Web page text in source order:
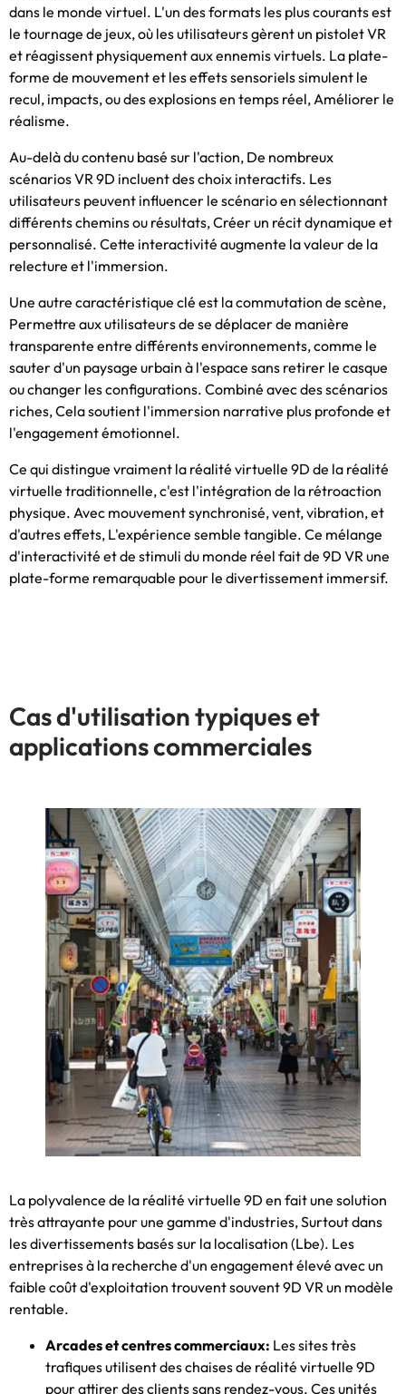
dans le monde virtuel. L'un des formats les plus courants est
le tournage de jeux, où les utilisateurs gèrent un pistolet VR
et réagissent physiquement aux ennemis virtuels. La plate-
forme de mouvement et les effets sensoriels simulent le
recul, impacts, ou des explosions en temps réel, Améliorer le
réalisme.
Au-delà du contenu basé sur l'action, De nombreux
scénarios VR 9D incluent des choix interactifs. Les
utilisateurs peuvent influencer le scénario en sélectionnant
différents chemins ou résultats, Créer un récit dynamique et
personnalisé. Cette interactivité augmente la valeur de la
relecture et l'immersion.
Une autre caractéristique clé est la commutation de scène,
Permettre aux utilisateurs de se déplacer de manière
transparente entre différents environnements, comme le
sauter d'un paysage urbain à l'espace sans retirer le casque
ou changer les configurations. Combiné avec des scénarios
riches, Cela soutient l'immersion narrative plus profonde et
l'engagement émotionnel.
Ce qui distingue vraiment la réalité virtuelle 9D de la réalité
virtuelle traditionnelle, c'est l'intégration de la rétroaction
physique. Avec mouvement synchronisé, vent, vibration, et
d'autres effets, L'expérience semble tangible. Ce mélange
d'interactivité et de stimuli du monde réel fait de 9D VR une
plate-forme remarquable pour le divertissement immersif.
Cas d'utilisation typiques et
applications commerciales
La polyvalence de la réalité virtuelle 9D en fait une solution
très attrayante pour une gamme d'industries, Surtout dans
les divertissements basés sur la localisation (Lbe). Les
entreprises à la recherche d'un engagement élevé avec un
faible coût d'exploitation trouvent souvent 9D VR un modèle
rentable.
Arcades et centres commerciaux: Les sites très
trafiques utilisent des chaises de réalité virtuelle 9D
pour attirer des clients sans rendez-vous. Ces unités